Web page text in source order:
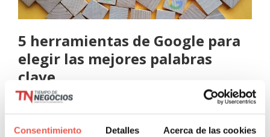
Consentimiento Detalles Acerca de las cookies
5 herramientas de Google para
elegir las mejores palabras
clave
Javier Sancho Piqueras